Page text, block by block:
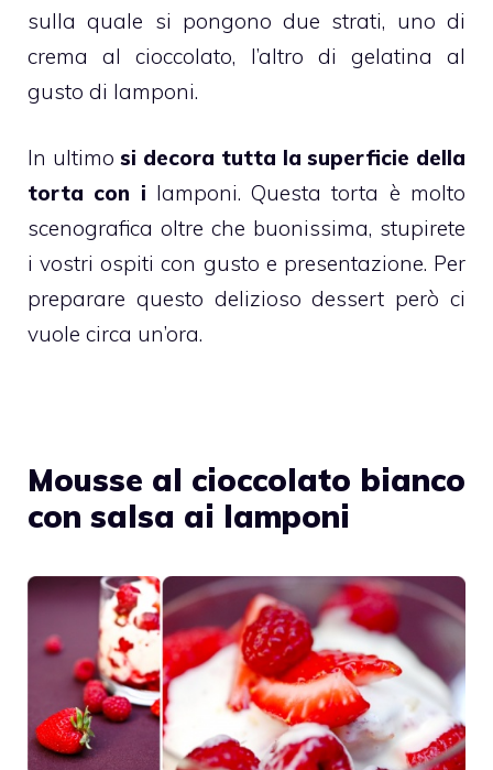
sulla quale si pongono due strati, uno di
crema al cioccolato, l’altro di gelatina al
gusto di lamponi.
In ultimosi decora tutta la superficie della
torta con i lamponi. Questa torta è molto
scenografica oltre che buonissima, stupirete
i vostri ospiti con gusto e presentazione. Per
preparare questo delizioso dessert però ci
vuole circa un’ora.
Mousse al cioccolato bianco
con salsa ai lamponi